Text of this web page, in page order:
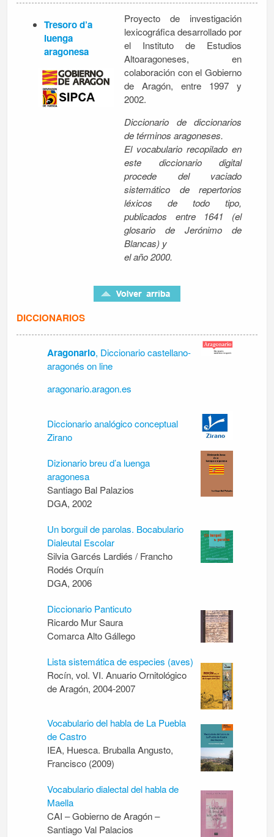
Tresoro d’a
luenga
aragonesa
Proyecto de investigación
lexicográfica desarrollado por
el Instituto de Estudios
Altoaragoneses, en
colaboración con el Gobierno
de Aragón, entre 1997 y
2002.
Diccionario de diccionarios
de términos aragoneses.
El vocabulario recopilado en
este diccionario digital
procede del vaciado
sistemático de repertorios
léxicos de todo tipo,
publicados entre 1641 (el
glosario de Jerónimo de
Blancas) y
el año 2000.
DICCIONARIOS
Aragonario, Diccionario castellano-
aragonés on line
aragonario.aragon.es
Diccionario analógico conceptual
Zirano
Dizionario breu d’a luenga
aragonesa
Santiago Bal Palazios
DGA, 2002
Un borguil de parolas. Bocabulario
Dialeutal Escolar
Silvia Garcés Lardiés / Francho
Rodés Orquín
DGA, 2006
Diccionario Panticuto
Ricardo Mur Saura
Comarca Alto Gállego
Lista sistemática de especies (aves)
Rocín, vol. VI. Anuario Ornitológico
de Aragón, 2004-2007
Vocabulario del habla de La Puebla
de Castro
IEA, Huesca. Bruballa Angusto,
Francisco (2009)
Vocabulario dialectal del habla de
Maella
CAI – Gobierno de Aragón –
Santiago Val Palacios